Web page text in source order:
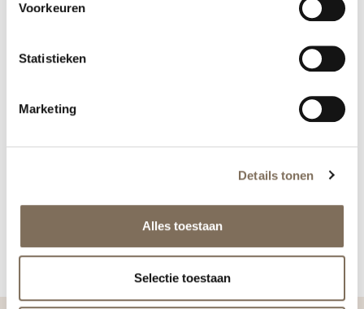
Voorkeuren
Statistieken
Marketing
Details tonen
Alles toestaan
Selectie toestaan